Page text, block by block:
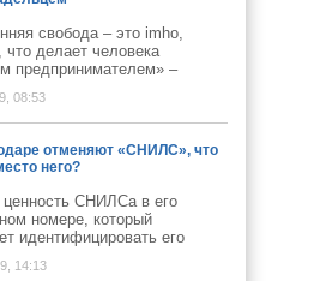
свобода – это imho,
что делает человека
предпринимателем» –
08:53
отменяют «СНИЛС», что
него?
ценность СНИЛСа в его
номере, который
идентифицировать его
14:13